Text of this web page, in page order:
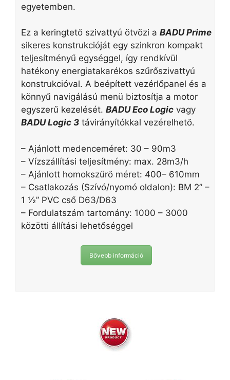
egyetemben.
Ez a keringtető szivattyú ötvözi a BADU Prime
sikeres konstrukcióját egy szinkron kompakt
teljesítményű egységgel, így rendkívül
hatékony energiatakarékos szűrőszivattyú
konstrukcióval. A beépített vezérlőpanel és a
könnyű navigálású menü biztosítja a motor
egyszerű kezelését. BADU Eco Logic vagy
BADU Logic 3 távirányítókkal vezérelhető.
– Ajánlott medenceméret: 30 – 90m3
– Vízszállítási teljesítmény: max. 28m3/h
– Ajánlott homokszűrő méret: 400– 610mm
– Csatlakozás (Szívó/nyomó oldalon): BM 2” –
1 ½” PVC cső D63/D63
– Fordulatszám tartomány: 1000 – 3000
közötti állítási lehetőséggel
Bővebb információ